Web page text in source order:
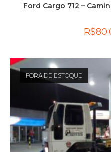
Ford Cargo 712 –
R$
FORA DE ESTOQUE